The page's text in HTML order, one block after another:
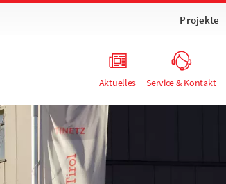
Projekte
Aktuelles Service & Kontakt